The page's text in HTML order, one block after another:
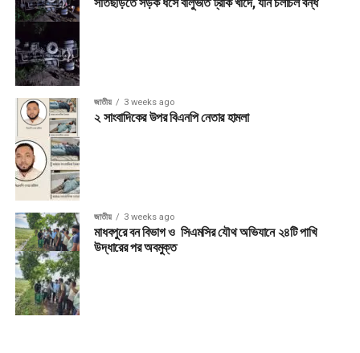
জাতীয় 3 weeks ago
২ সাংবাদিকের উপর বিএনপি নেতার হামলা
জাতীয় 3 weeks ago
মাধবপুরে বন বিভাগ ও সিএমসির যৌথ অভিযানে ২৪টি পাখি
উদ্ধারের পর অবমুক্ত